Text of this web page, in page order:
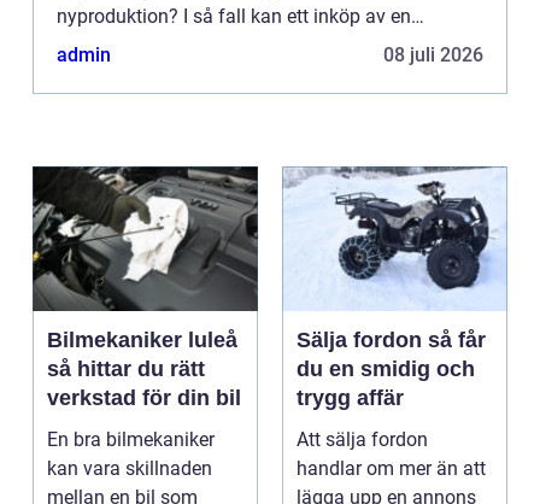
nyproduktion? I så fall kan ett inköp av en
begagnad bil vara den perfekta l&o...
admin 08 juli 2026
Bilmekaniker luleå
så hittar du rätt
verkstad för din bil
En bra bilmekaniker
kan vara skillnaden
mellan en bil som
Sälja fordon så får
du en smidig och
trygg affär
Att sälja fordon
handlar om mer än att
lägga upp en annons